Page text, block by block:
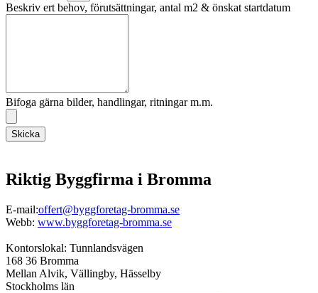
Beskriv ert behov, förutsättningar, antal m2 & önskat startdatum
Bifoga gärna bilder, handlingar, ritningar m.m.
Skicka
Riktig Byggfirma i Bromma
E-mail:offert@byggforetag-bromma.se
Webb: www.byggforetag-bromma.se
Kontorslokal: Tunnlandsvägen
168 36 Bromma
Mellan Alvik, Vällingby, Hässelby
Stockholms län